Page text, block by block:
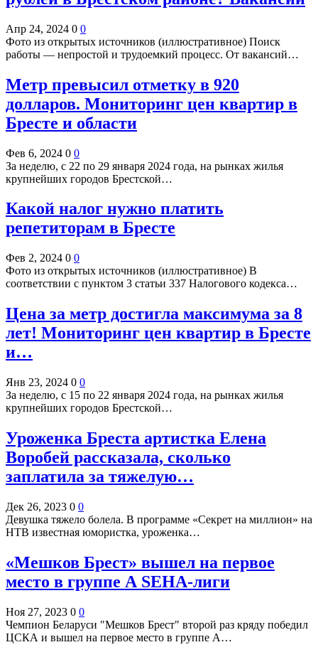
Апр 24, 2024 0 0
Фото из открытых источников (иллюстративное) Поиск
работы — непростой и трудоемкий процесс. От вакансий…
Метр превысил отметку в 920
долларов. Мониторинг цен квартир в
Бресте и области
Фев 6, 2024 0 0
За неделю, с 22 по 29 января 2024 года, на рынках жилья
крупнейших городов Брестской…
Какой налог нужно платить
репетиторам в Бресте
Фев 2, 2024 0 0
Фото из открытых источников (иллюстративное) В
соответствии с пунктом 3 статьи 337 Налогового кодекса…
Цена за метр достигла максимума за 8
лет! Мониторинг цен квартир в Бресте
и…
Янв 23, 2024 0 0
За неделю, с 15 по 22 января 2024 года, на рынках жилья
крупнейших городов Брестской…
Уроженка Бреста артистка Елена
Воробей рассказала, сколько
заплатила за тяжелую…
Дек 26, 2023 0 0
Девушка тяжело болела. В программе «Секрет на миллион» на
НТВ известная юмористка, уроженка…
«Мешков Брест» вышел на первое
место в группе А SEHA-лиги
Ноя 27, 2023 0 0
Чемпион Беларуси "Мешков Брест" второй раз кряду победил
ЦСКА и вышел на первое место в группе А…